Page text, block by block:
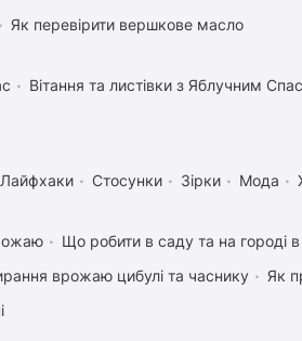
Як перевірити вершкове масло
Вітання та листівки з Яблучним
Лайфхаки Стосунки Зірки Мода
Що робити в саду та на городі в
врожаю цибулі та часнику
Як